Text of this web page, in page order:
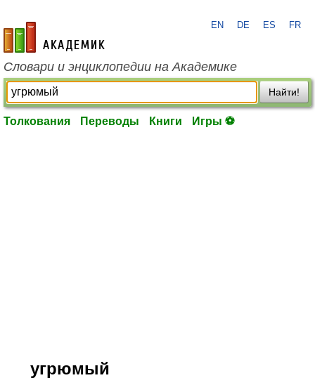
academic.ru
EN DE ES FR
Словари и энциклопедии на Академике
Найти!
Толкования Переводы Книги Игры ⚽
угрюмый